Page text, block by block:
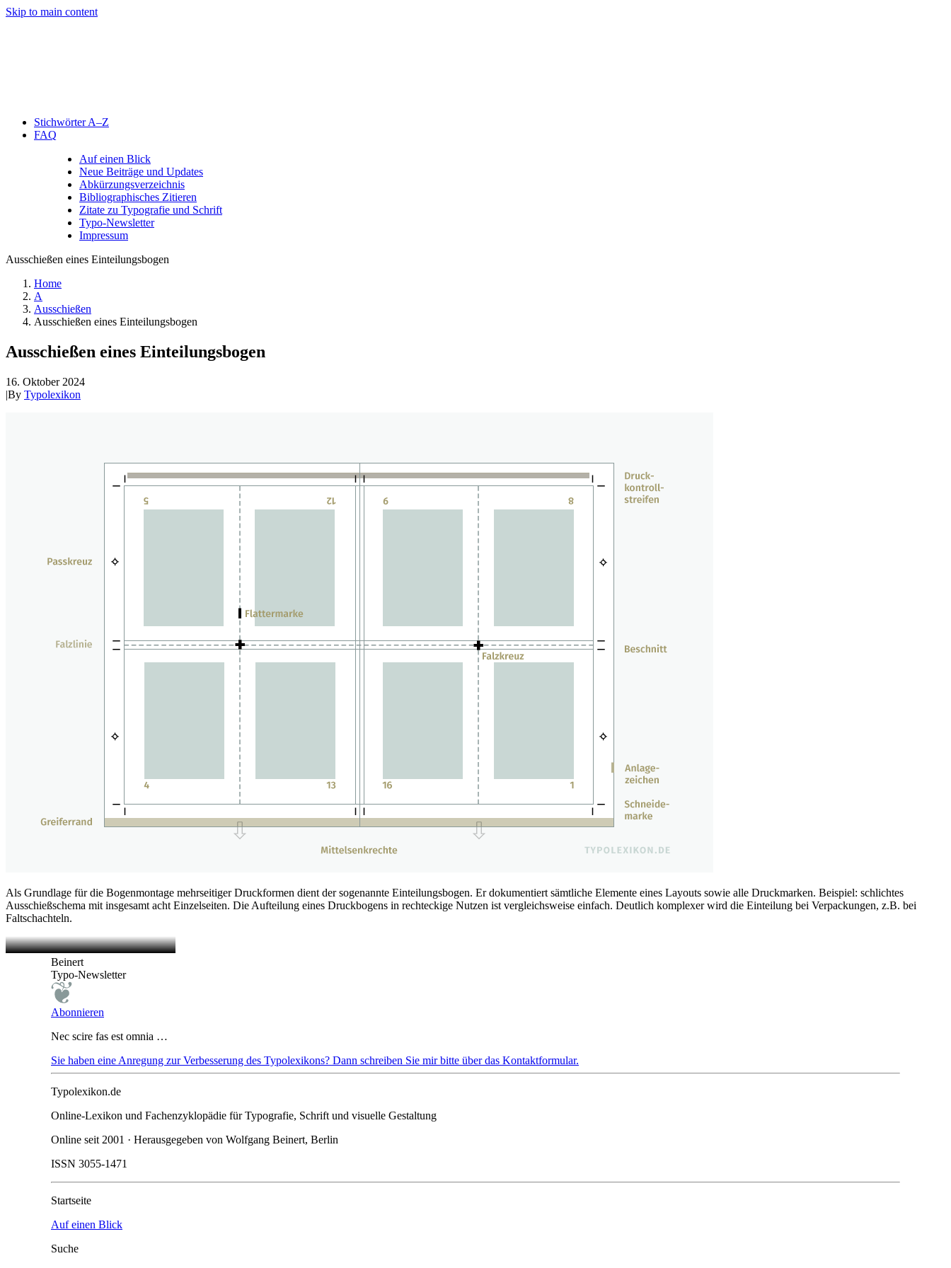
Skip to main content
Stichwörter A–Z
FAQ
Auf einen Blick
Neue Beiträge und Updates
Abkürzungsverzeichnis
Bibliographisches Zitieren
Zitate zu Typografie und Schrift
Typo-Newsletter
Impressum
Ausschießen eines Einteilungsbogen
Home
A
Ausschießen
Ausschießen eines Einteilungsbogen
Ausschießen eines Einteilungsbogen
16. Oktober 2024
|By Typolexikon
Als Grundlage für die Bogenmontage mehrseitiger Druckformen dient der sogenannte Einteilungsbogen. Er dokumentiert sämtliche Elemente eines Layouts sowie alle Druckmarken. Beispiel: schlichtes
Ausschießschema mit insgesamt acht Einzelseiten. Die Aufteilung eines Druckbogens in rechteckige Nutzen ist vergleichsweise einfach. Deutlich komplexer wird die Einteilung bei Verpackungen, z.B. bei
Faltschachteln.
Beinert
Typo-Newsletter
Abonnieren
Nec scire fas est omnia …
Sie haben eine Anregung zur Verbesserung des Typolexikons? Dann schreiben Sie mir bitte über das Kontaktformular.
Typolexikon.de
Online-Lexikon und Fachenzyklopädie für Typografie, Schrift und visuelle Gestaltung
Online seit 2001 · Herausgegeben von Wolfgang Beinert, Berlin
ISSN 3055-1471
Startseite
Auf einen Blick
Suche